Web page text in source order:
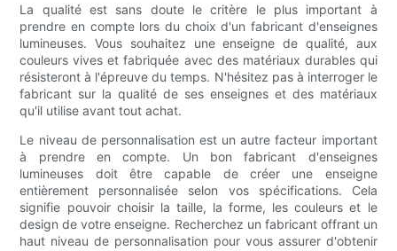
La qualité est sans doute le critère le plus important à
prendre en compte lors du choix d'un fabricant d'enseignes
lumineuses. Vous souhaitez une enseigne de qualité, aux
couleurs vives et fabriquée avec des matériaux durables qui
résisteront à l'épreuve du temps. N'hésitez pas à interroger le
fabricant sur la qualité de ses enseignes et des matériaux
qu'il utilise avant tout achat.
Le niveau de personnalisation est un autre facteur important
à prendre en compte. Un bon fabricant d'enseignes
lumineuses doit être capable de créer une enseigne
entièrement personnalisée selon vos spécifications. Cela
signifie pouvoir choisir la taille, la forme, les couleurs et le
design de votre enseigne. Recherchez un fabricant offrant un
haut niveau de personnalisation pour vous assurer d'obtenir